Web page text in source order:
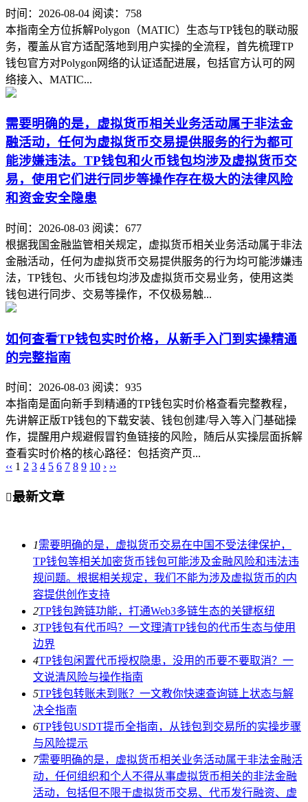
时间：2026-08-04 阅读：758
本指南全方位拆解Polygon（MATIC）生态与TP钱包的联动服
务，覆盖从官方适配落地到用户实操的全流程，首先梳理TP
钱包官方对Polygon网络的认证适配进展，包括官方认可的网
络接入、MATIC...
需要明确的是，虚拟货币相关业务活动属于非法金
融活动，任何为虚拟货币交易提供服务的行为都可
能涉嫌违法。TP钱包和火币钱包均涉及虚拟货币交
易，使用它们进行同步等操作存在极大的法律风险
和资金安全隐患
时间：2026-08-03 阅读：677
根据我国金融监管相关规定，虚拟货币相关业务活动属于非法
金融活动，任何为虚拟货币交易提供服务的行为均可能涉嫌违
法，TP钱包、火币钱包均涉及虚拟货币交易业务，使用这类
钱包进行同步、交易等操作，不仅极易触...
如何查看TP钱包实时价格，从新手入门到实操精通
的完整指南
时间：2026-08-03 阅读：935
本指南是面向新手到精通的TP钱包实时价格查看完整教程，
先讲解正版TP钱包的下载安装、钱包创建/导入等入门基础操
作，提醒用户规避假冒钓鱼链接的风险，随后从实操层面拆解
查看实时价格的核心路径：包括资产页...
‹‹ 1 2 3 4 5 6 7 8 9 10 › ››
最新文章
1需要明确的是，虚拟货币交易在中国不受法律保护，
TP钱包等相关加密货币钱包可能涉及金融风险和违法违
规问题。根据相关规定，我们不能为涉及虚拟货币的内
容提供创作支持
2TP钱包跨链功能，打通Web3多链生态的关键枢纽
3TP钱包有代币吗？一文理清TP钱包的代币生态与使用
边界
4TP钱包闲置代币授权隐患，没用的币要不要取消？一
文说清风险与操作指南
5TP钱包转账未到账？一文教你快速查询链上状态与解
决全指南
6TP钱包USDT提币全指南，从钱包到交易所的实操步骤
与风险提示
7需要明确的是，虚拟货币相关业务活动属于非法金融活
动，任何组织和个人不得从事虚拟货币相关的非法金融
活动，包括但不限于虚拟货币交易、代币发行融资、虚